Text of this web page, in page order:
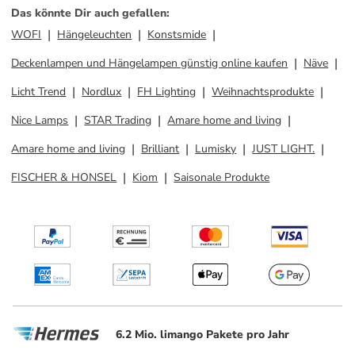
Das könnte Dir auch gefallen:
WOFI
Hängeleuchten
Konstsmide
Deckenlampen und Hängelampen günstig online kaufen
Näve
Licht Trend
Nordlux FH Lighting
Weihnachtsprodukte
Nice Lamps
STAR Trading
Amare home and living
Amare home and living
Brilliant Lumisky
JUST LIGHT.
FISCHER & HONSEL
Kiom Saisonale Produkte
6.2 Mio. limango Pakete pro Jahr